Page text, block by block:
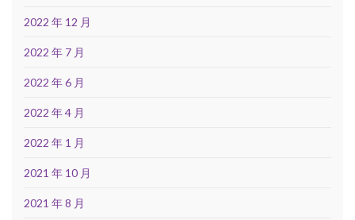
2022 年 12 月
2022 年 7 月
2022 年 6 月
2022 年 4 月
2022 年 1 月
2021 年 10 月
2021 年 8 月